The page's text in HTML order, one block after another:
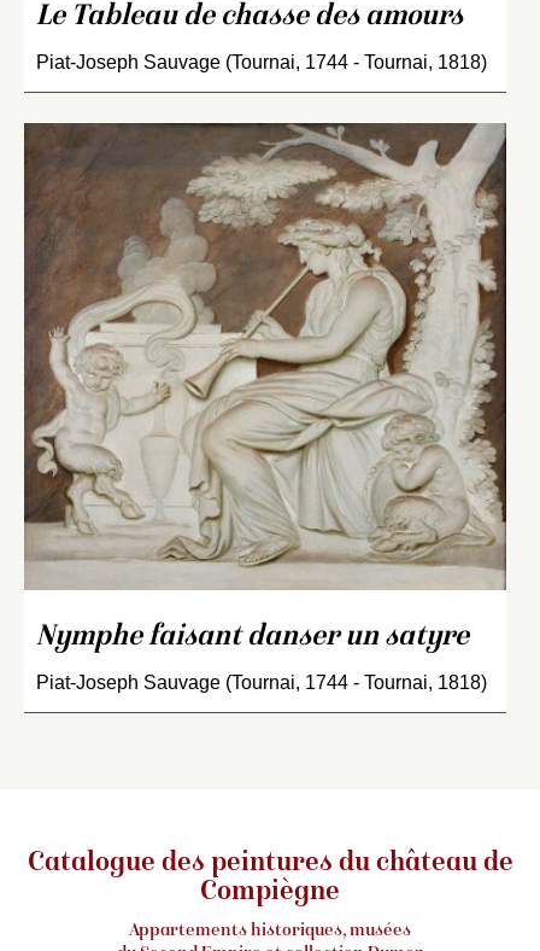
Le Tableau de chasse des amours
Piat-Joseph Sauvage (Tournai, 1744 - Tournai, 1818)
Nymphe faisant danser un satyre
Piat-Joseph Sauvage (Tournai, 1744 - Tournai, 1818)
Catalogue des peintures du château de
Compiègne
Appartements historiques, musées